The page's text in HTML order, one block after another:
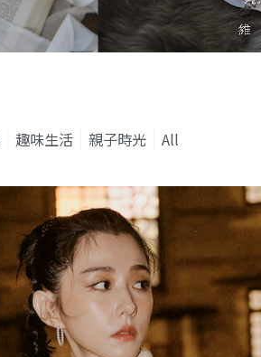
趣味生活 親子時光 All